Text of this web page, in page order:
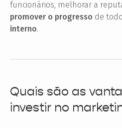
funcionários, melhorar a
promover o progresso de
interno.
Quais são as
investir no